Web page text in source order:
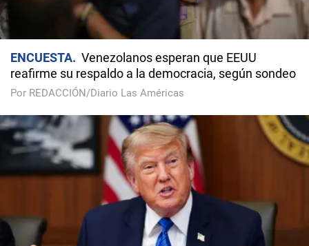
ENCUESTA
Venezolanos esperan que EEUU
reafirme su respaldo a la democracia, según sondeo
Por REDACCIÓN/Diario Las Américas